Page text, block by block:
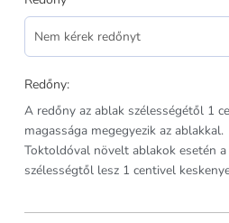
Redőny:
A redőny az ablak szélességétől 1
magassága megegyezik az ablakkal.
Toktoldóval növelt ablakok esetén
szélességtől lesz 1 centivel